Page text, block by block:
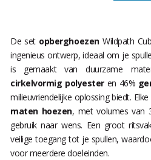
De setopberghoezenWildpath
ingenieus ontwerp, ideaal om je
is gemaakt van duurzame
cirkelvormig polyesteren 46%
milieuvriendelijke oplossing biedt.
maten hoezen, met volumes van
gebruik naar wens. Een groot
veilige toegang tot je spullen,
voor meerdere doeleinden.